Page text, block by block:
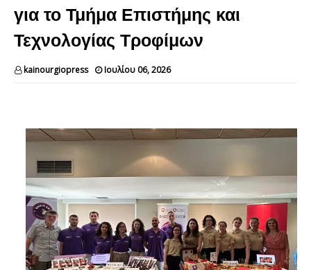
για το Τμήμα Επιστήμης και
Τεχνολογίας Τροφίμων
kainourgiopress Ιουλίου 06, 2026